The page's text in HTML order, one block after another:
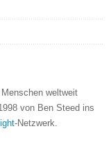
weltweit
von Ben Steed ins
-Netzwerk.